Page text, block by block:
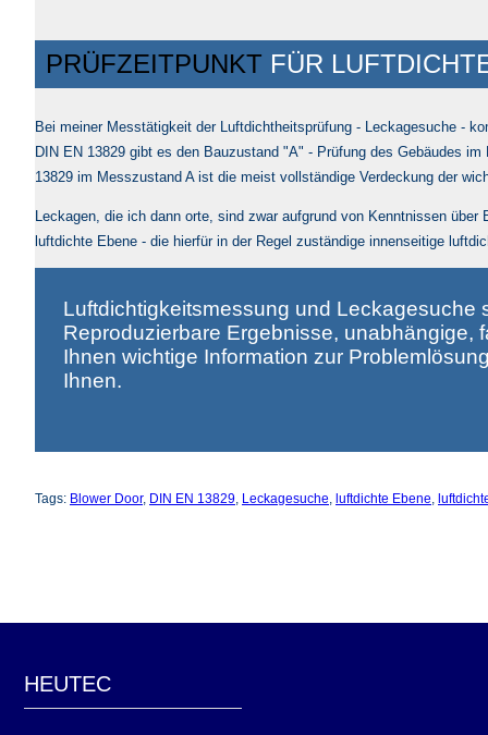
PRÜFZEITPUNKT FÜR
Bei meiner Messtätigkeit der Luftdichtheitsprüfung - Leckagesuche -
DIN EN 13829 gibt es den Bauzustand "A" - Prüfung des Gebäudes
13829 im Messzustand A ist die meist vollständige Verdeckung der
Leckagen, die ich dann orte, sind zwar aufgrund von Kenntnissen
luftdichte Ebene - die hierfür in der Regel zuständige innenseitige
Luftdichtigkeitsmessung und
Reproduzierbare Ergebnisse, unabhängige,
Ihnen wichtige Information zur
Ihnen.
Tags: Blower Door, DIN EN 13829, Leckagesuche, luftdichte Ebene,
HEUTEC